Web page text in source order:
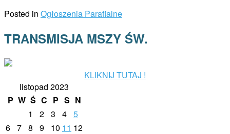
Posted in Ogłoszenia Parafialne
TRANSMISJA MSZY ŚW.
KLIKNIJ TUTAJ !
listopad 2023
P W Ś C P S N
1
2 3 4 5
6 7 8 9 10 11 12